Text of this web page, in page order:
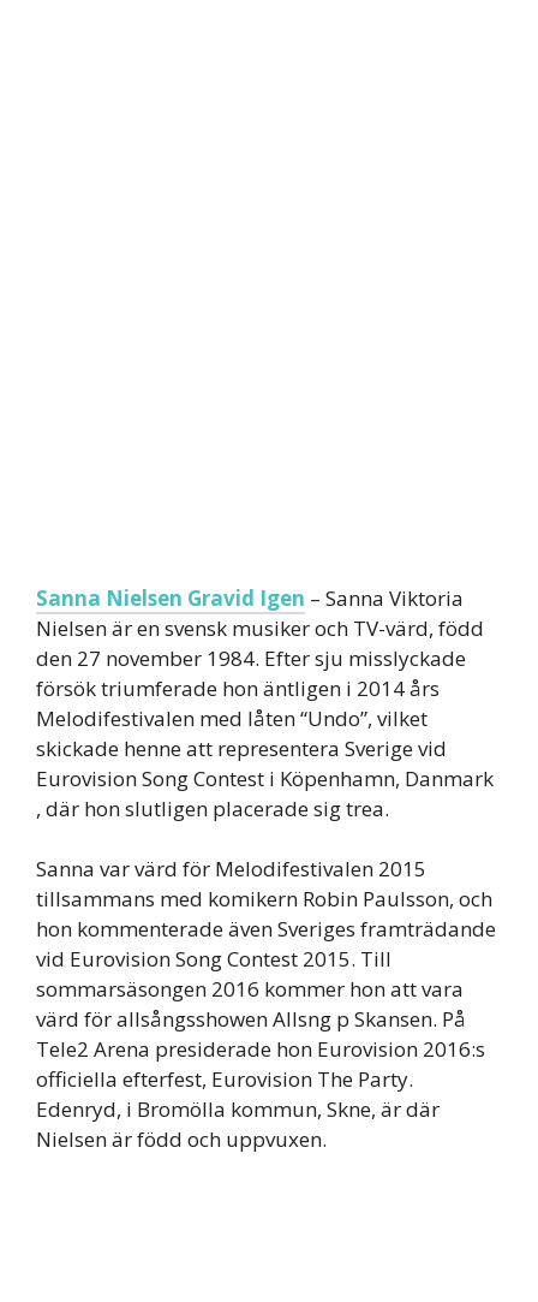
Sanna Nielsen Gravid Igen – Sanna Viktoria
Nielsen är en svensk musiker och TV-värd, född
den 27 november 1984. Efter sju misslyckade
försök triumferade hon äntligen i 2014 års
Melodifestivalen med låten “Undo”, vilket
skickade henne att representera Sverige vid
Eurovision Song Contest i Köpenhamn, Danmark
, där hon slutligen placerade sig trea.
Sanna var värd för Melodifestivalen 2015
tillsammans med komikern Robin Paulsson, och
hon kommenterade även Sveriges framträdande
vid Eurovision Song Contest 2015. Till
sommarsäsongen 2016 kommer hon att vara
värd för allsångsshowen Allsng p Skansen. På
Tele2 Arena presiderade hon Eurovision 2016:s
officiella efterfest, Eurovision The Party.
Edenryd, i Bromölla kommun, Skne, är där
Nielsen är född och uppvuxen.